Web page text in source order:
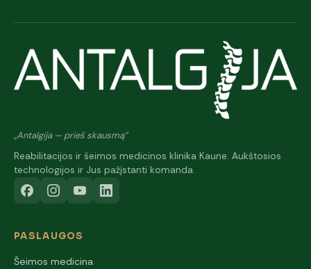
„Antalgija — prieš skausmą"
Reabilitacijos ir šeimos medicinos klinika Kaune. Aukštosios
technologijos ir Jus pažįstanti komanda.
PASLAUGOS
Šeimos medicina